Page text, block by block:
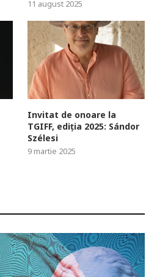
11 august 2025
Invitat de onoare la
TGIFF, ediția 2025: Sándor
Szélesi
9 martie 2025